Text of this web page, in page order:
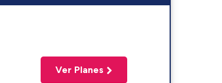
Ver Planes